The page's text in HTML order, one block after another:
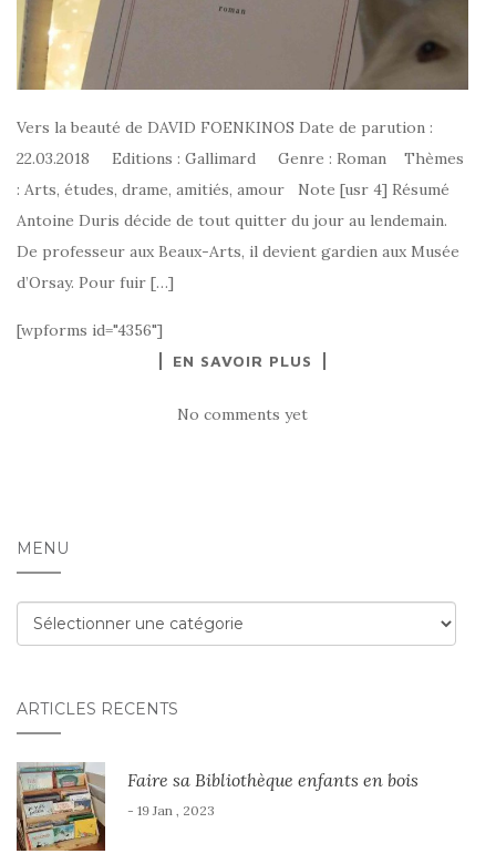
Vers la beauté de DAVID FOENKINOS Date de parution :
22.03.2018 Editions : Gallimard Genre : Roman Thèmes
: Arts, études, drame, amitiés, amour Note [usr 4] Résumé
Antoine Duris décide de tout quitter du jour au lendemain.
De professeur aux Beaux-Arts, il devient gardien aux Musée
d’Orsay. Pour fuir […]
[wpforms id="4356"]
EN SAVOIR PLUS
No comments yet
MENU
Menu
ARTICLES RÉCENTS
Faire sa Bibliothèque enfants en bois
- 19 Jan , 2023